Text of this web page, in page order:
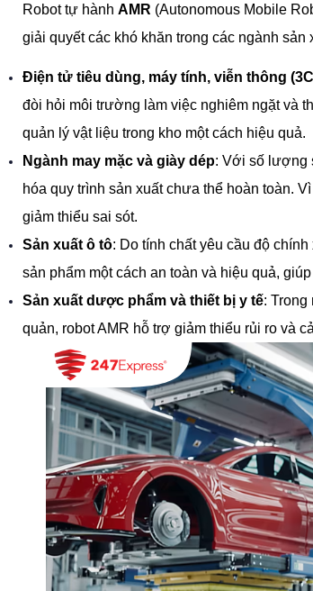
Robot tự hành AMR (Autonomous Mobile
giải quyết các khó khăn trong các ngành sản
Điện tử tiêu dùng, máy tính, viễn thông
đòi hỏi môi trường làm việc nghiêm ngặt và
quản lý vật liệu trong kho một cách hiệu quả.
Ngành may mặc và giày dép: Với số lượng
hóa quy trình sản xuất chưa thể hoàn toàn.
giảm thiểu sai sót.
Sản xuất ô tô: Do tính chất yêu cầu độ
sản phẩm một cách an toàn và hiệu quả,
Sản xuất dược phẩm và thiết bị y tế:
quản, robot AMR hỗ trợ giảm thiểu rủi ro và